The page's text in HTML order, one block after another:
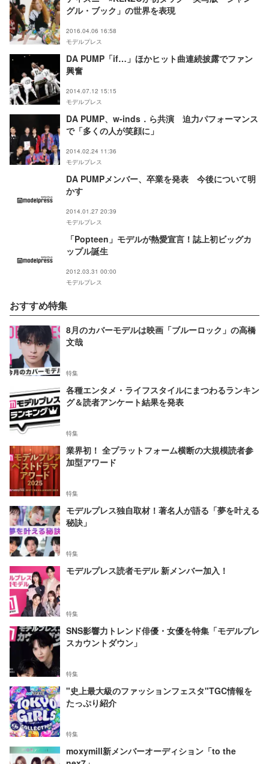
グル・ブック」の世界を表現
2016.04.06 16:58
モデルプレス
DA PUMP「if…」ほかヒット曲連続披露でファン
興奮
2014.07.12 15:15
モデルプレス
DA PUMP、w-inds．ら共演 迫力パフォーマンス
で「多くの人が笑顔に」
2014.02.24 11:36
モデルプレス
DA PUMPメンバー、卒業を発表 今後について明
かす
2014.01.27 20:39
モデルプレス
「Popteen」モデルが熱愛宣言！誌上初ビッグカ
ップル誕生
2012.03.31 00:00
モデルプレス
おすすめ特集
8月のカバーモデルは映画「ブルーロック」の高橋
文哉
特集
各種エンタメ・ライフスタイルにまつわるランキン
グ＆読者アンケート結果を発表
特集
業界初！ 全プラットフォーム横断の大規模読者参
加型アワード
特集
モデルプレス独自取材！著名人が語る「夢を叶える
秘訣」
特集
モデルプレス読者モデル 新メンバー加入！
特集
SNS影響力トレンド俳優・女優を特集「モデルプレ
スカウントダウン」
特集
"史上最大級のファッションフェスタ"TGC情報を
たっぷり紹介
特集
moxymill新メンバーオーディション「to the